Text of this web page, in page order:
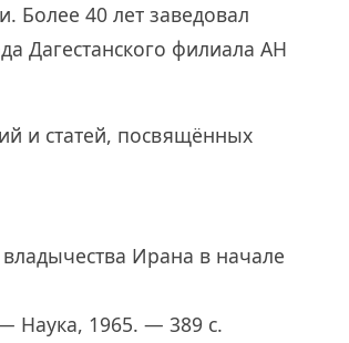
Более 40 лет заведовал
Дагестанского филиала АН
и статей, посвящённых
Ирана в начале
Наука, 1965. — 389 с.